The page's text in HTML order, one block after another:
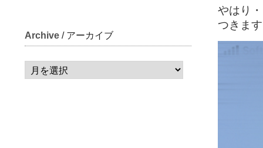
Archive / アーカイブ
やはり
つきま